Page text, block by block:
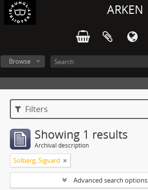
ARKEN
Browse
Filters
Showing 1 results
Archival description
Solberg, Sigvard
Advanced search options